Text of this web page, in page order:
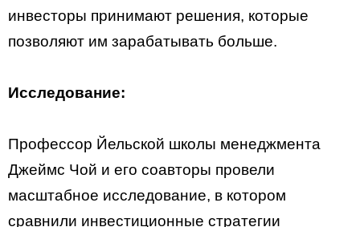
инвесторы принимают решения, которые
позволяют им зарабатывать больше.
Исследование:
Профессор Йельской школы менеджмента
Джеймс Чой и его соавторы провели
масштабное исследование, в котором
сравнили инвестиционные стратегии